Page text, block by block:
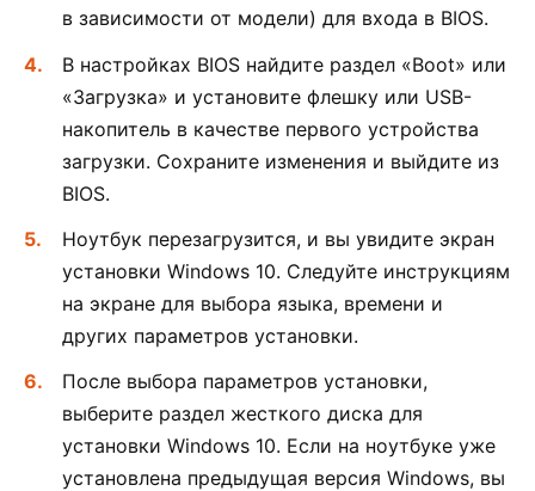
в зависимости от модели) для входа в BIOS.
В настройках BIOS найдите раздел «Boot» или
«Загрузка» и установите флешку или USB-
накопитель в качестве первого устройства
загрузки. Сохраните изменения и выйдите из
BIOS.
Ноутбук перезагрузится, и вы увидите экран
установки Windows 10. Следуйте инструкциям
на экране для выбора языка, времени и
других параметров установки.
После выбора параметров установки,
выберите раздел жесткого диска для
установки Windows 10. Если на ноутбуке уже
установлена предыдущая версия Windows, вы